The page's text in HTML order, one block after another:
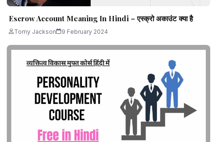
Escrow Account Meaning In Hindi – एस्क्रो अकाउंट क्या है
Tomy Jackson 9 February 2024